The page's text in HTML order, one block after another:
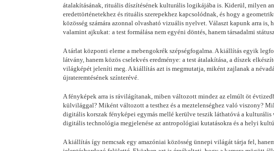
átalakításának, rituális díszítésének kulturális logikájába is. Kiderül, milyen
eredettörténetekhez és rituális szerepekhez kapcsolódnak, és hogy a
közösség számára azonnal olvasható vizuális nyelvet. Választ kapunk arra
valamint ajkukat: a test formálása nem egyéni döntés, hanem társadalmi
A tárlat központi eleme a mebengokrék szépségfogalma. A kiállítás egyik
látvány, hanem közös cselekvés eredménye: a test átalakítása, a díszek
világképét jeleníti meg. A kiállítás azt is megmutatja, miként zajlanak a
újrateremtésének színterévé.
A fényképek arra is rávilágítanak, miben változott mindez az elmúlt öt
külvilággal? Miként változott a testhez és a meztelenséghez való viszony?
digitális korszak fényképei egymás mellé kerülve teszik láthatóvá a
digitális technológia megjelenése az antropológiai kutatásokra és a helyi
A kiállítás így nemcsak egy amazóniai közösség ünnepi világát tárja fel,